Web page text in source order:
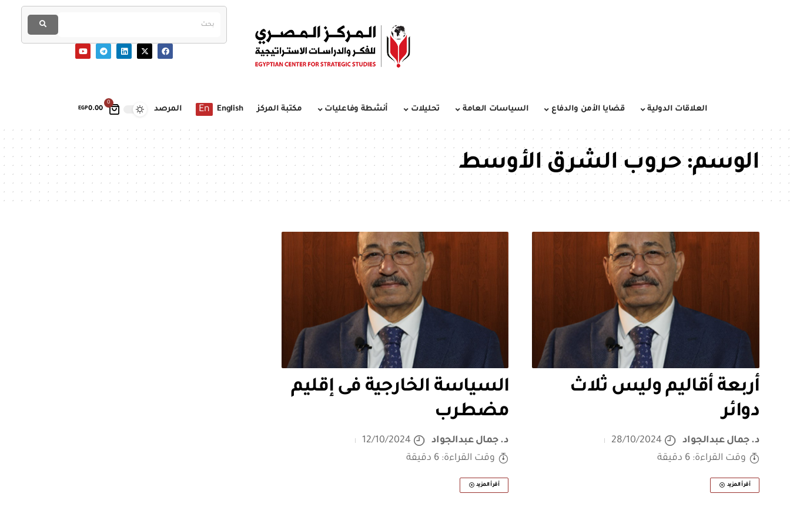
0
EGP0.00 العلاقات الدولية قضايا الأمن والدفاع السياسات العامة تحليلات أنشطة وفاعليات مكتبة المركز English
En المرصد
الوسم:حروب الشرق الأوسط
أربعة أقاليم وليس ثلاث
دوائر
د. جمال عبدالجواد
28/10/2024
وقت القراءة: 6 دقيقة
أقرأ المزيد
السياسة الخارجية فى إقليم
مضطرب
د. جمال عبدالجواد
12/10/2024
وقت القراءة: 6 دقيقة
أقرأ المزيد